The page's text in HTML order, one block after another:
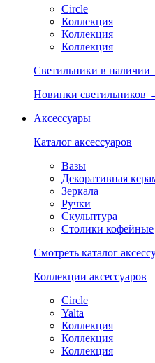
Circle
Коллекция
Коллекция
Коллекция
Светильники в наличии
Новинки светильников
Аксессуары
Каталог аксессуаров
Вазы
Декоративная
Зеркала
Ручки
Скульптура
Столики кофейные
Смотреть каталог
Коллекции аксессуаров
Circle
Yalta
Коллекция
Коллекция
Коллекция